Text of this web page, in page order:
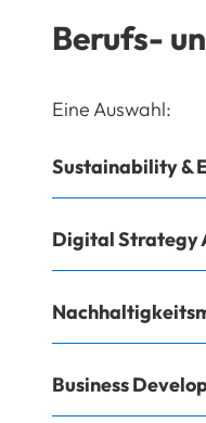
Berufs-
Eine Auswahl:
Sustainability &
Digital Strategy
Business